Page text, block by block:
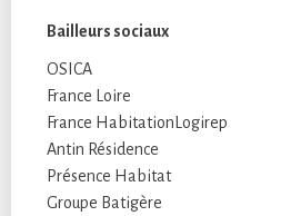
Bailleurs sociaux
OSICA
France Loire
France HabitationLogirep
Antin Résidence
Présence Habitat
Groupe Batigère